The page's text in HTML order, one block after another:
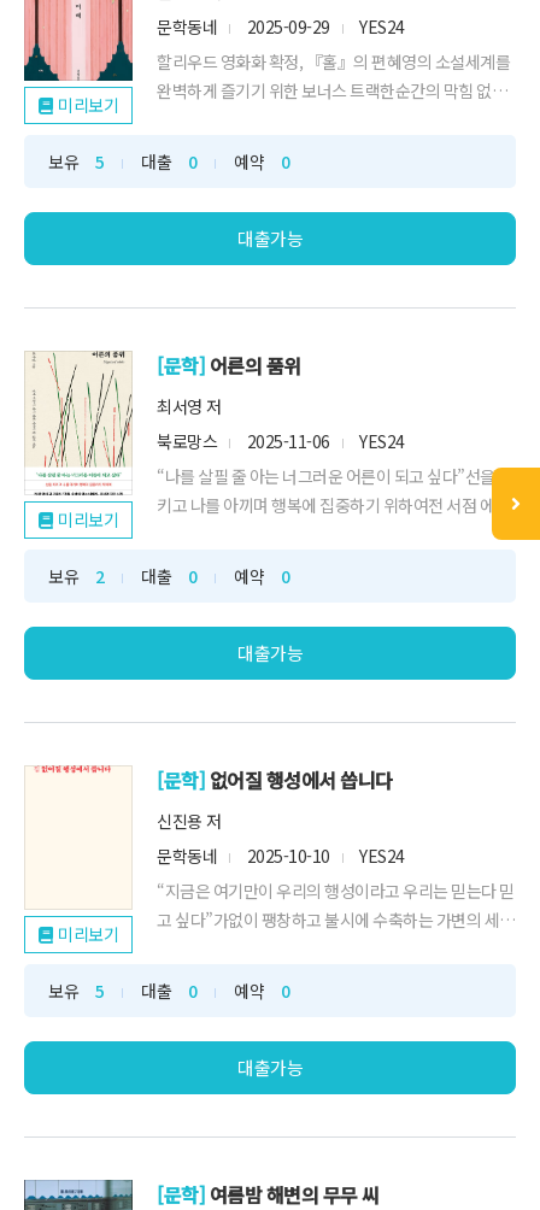
미리보기
문학동네
2025-09-29
YES24
할리우드 영화화 확정, 『홀』의 편혜영의 소설세계를
완벽하게 즐기기 위한 보너스 트랙한순간의 막힘 없이
「식물 애호」가 [뉴요커]에 게재되고 장편소설
『홀』로 한국인 최초 셜리 잭슨 상을 수상하며 “매우
독창적인 작가의 걸작 서스펜스”(소설가 로라 밴덴버
그), “교묘하고 분위기 있는 스릴러”([가디언]), ...
보유 5 대출 0 예약 0
대출가능
미리보기
[문학] 어른의 품위
최서영 저
북로망스
2025-11-06
YES24
“나를 살필 줄 아는 너그러운 어른이 되고 싶다”선을 지
키고 나를 아끼며 행복에 집중하기 위하여전 서점 에세
이 베스트셀러 1위를 오랜 시간 지키며 수많은 독자가
위로받고 공감한 『잘될 수밖에 없는 너에게』 최서영
작가의 신작 에세이가 마침내 출간되었다.특유의 솔직
함과 밝은 에너지를 가진 최서영 작가도 나이를 한 살 한
살 먹으며 ‘어떻게 살아야 잘 사는 걸...
보유 2 대출 0 예약 0
대출가능
미리보기
[문학] 없어질 행성에서 씁니다
신진용 저
문학동네
2025-10-10
YES24
“지금은 여기만이 우리의 행성이라고 우리는 믿는다 믿
고 싶다”가없이 팽창하고 불시에 수축하는 가변의 세계
만의 우주독보적 스타일로 자신만의 별세계를 펼쳐 보
이는 신진용의 첫번째 시집2015년 『현대시』를 통해
작품활동을 시작한 신진용 시인의 첫번째 시집 『없어
질 행성에서 씁니다』가 문학동네시인선 242번으로...
보유 5 대출 0 예약 0
대출가능
[문학] 여름밤 해변의 무무 씨